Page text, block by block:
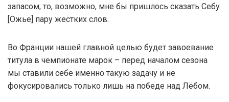
запасом, то, возможно, мне бы пришлось сказать Себу
[Ожье] пару жестких слов.
Во Франции нашей главной целью будет завоевание
титула в чемпионате марок – перед началом сезона
мы ставили себе именно такую задачу и не
фокусировались только лишь на победе над Лёбом.